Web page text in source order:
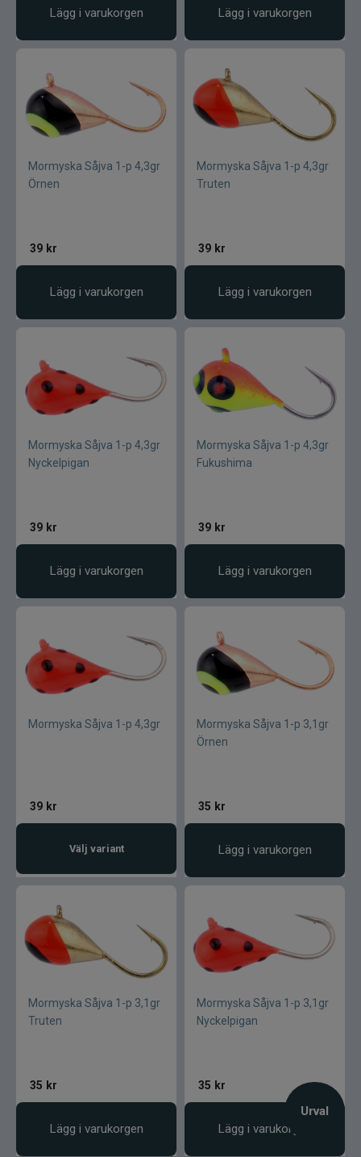
Urval
Lägg i varukorgen Lägg i varukorgen
Mormyska Såjva 1-p 4,3gr
Örnen
39 kr
Lägg i varukorgen
Mormyska Såjva 1-p 4,3gr
Truten
39 kr
Lägg i varukorgen
Mormyska Såjva 1-p 4,3gr
Nyckelpigan
39 kr
Lägg i varukorgen
Mormyska Såjva 1-p 4,3gr
Fukushima
39 kr
Lägg i varukorgen
Mormyska Såjva 1-p 4,3gr
39 kr
Välj variant
Mormyska Såjva 1-p 3,1gr
Örnen
35 kr
Lägg i varukorgen
Mormyska Såjva 1-p 3,1gr
Truten
35 kr
Lägg i varukorgen
Mormyska Såjva 1-p 3,1gr
Nyckelpigan
35 kr
Lägg i varukorgen